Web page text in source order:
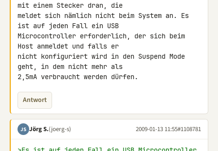
mit einem Stecker dran, die
meldet sich nämlich nicht beim System an. Es
ist auf jeden Fall ein USB
Microcontroller erforderlich, der sich beim
Host anmeldet und falls er
nicht konfiguriert wird in den Suspend Mode
geht, in dem nicht mehr als
2,5mA verbraucht werden dürfen.
Antwort
JS Jörg S.(joerg-s) 2009-01-13 11:55#1108781